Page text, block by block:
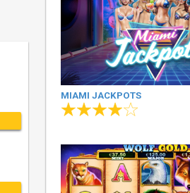
MIAMI JACKPOTS